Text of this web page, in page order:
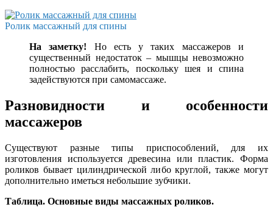
Ролик массажный для спины
На заметку! Но есть у таких массажеров и
существенный недостаток – мышцы невозможно
полностью расслабить, поскольку шея и спина
задействуются при самомассаже.
Разновидности и особенности
массажеров
Существуют разные типы приспособлений, для их
изготовления используется древесина или пластик. Форма
роликов бывает цилиндрической либо круглой, также могут
дополнительно иметься небольшие зубчики.
Таблица. Основные виды массажных роликов.